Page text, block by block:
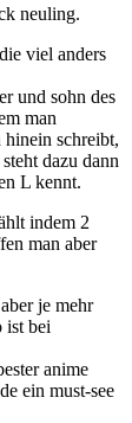
neuling.
viel anders
und sohn des
man
hinein schreibt,
dazu dann
L kennt.
indem 2
man aber
je mehr
ist bei
anime
ein must-see